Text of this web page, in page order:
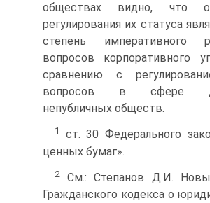
обществах видно, что
регулирования их статуса
степень императивного
вопросов корпоративного
сравнению с
вопросов в сфере
непубличных обществ.
1
ст. 30 Федерального
ценных бумаг».
2См.: Степанов Д.И.
Гражданского кодекса о